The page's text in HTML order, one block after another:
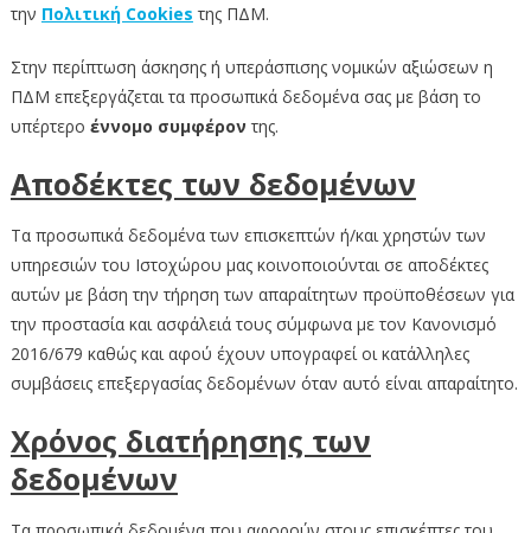
την Πολιτική Cookies της ΠΔΜ.
Στην περίπτωση άσκησης ή υπεράσπισης νομικών αξιώσεων η
ΠΔM επεξεργάζεται τα προσωπικά δεδομένα σας με βάση το
υπέρτερο έννομο συμφέρον της.
Αποδέκτες των δεδομένων
Τα προσωπικά δεδομένα των επισκεπτών ή/και χρηστών των
υπηρεσιών του Ιστοχώρου μας κοινοποιούνται σε αποδέκτες
αυτών με βάση την τήρηση των απαραίτητων προϋποθέσεων για
την προστασία και ασφάλειά τους σύμφωνα με τον Κανονισμό
2016/679 καθώς και αφού έχουν υπογραφεί οι κατάλληλες
συμβάσεις επεξεργασίας δεδομένων όταν αυτό είναι απαραίτητο.
Χρόνος διατήρησης των
δεδομένων